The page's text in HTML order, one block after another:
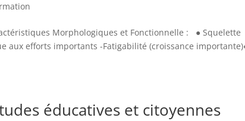
Morphologiques et Fonctionnelle : ● Squelette
aux efforts importants -Fatigabilité (croissance
éducatives et citoyennes